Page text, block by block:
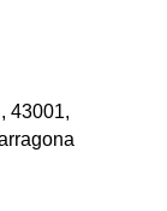
43001,